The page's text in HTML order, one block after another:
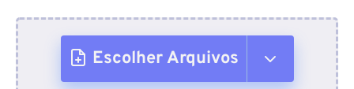
Escolher Arquivos